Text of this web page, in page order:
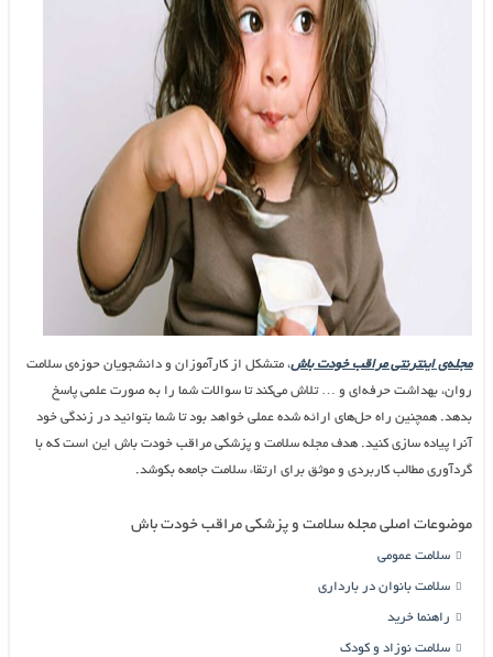
مجله‌ی اینترنتی مراقب خودت باش، متشکل از کارآموزان و دانشجویان حوزه‌ی سلامت
روان، بهداشت حرفه‌ای و … تلاش می‌کند تا سوالات شما را به صورت علمی پاسخ
بدهد. همچنین راه حل‌های ارائه شده عملی خواهد بود تا شما بتوانید در زندگی خود
آنرا پیاده سازی کنید. هدف مجله سلامت و پزشکی مراقب خودت باش این است که با
گردآوری مطالب کاربردی و موثق برای ارتقاء سلامت جامعه بکوشد.
موضوعات اصلی مجله سلامت و پزشکی مراقب خودت باش
سلامت عمومی
سلامت بانوان در بارداری
راهنما خرید
سلامت نوزاد و کودک